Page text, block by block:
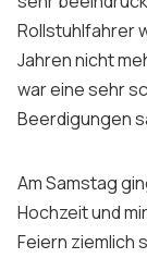
Rollstuhlfahrer
Jahren nicht
war eine sehr
Beerdigungen
Am Samstag
Hochzeit und
Feiern ziemlich